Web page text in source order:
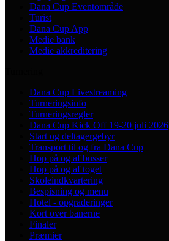
Dana Cup Eventområde
Turist
Dana Cup App
Medie bank
Medie akkreditering
Dana Cup Livestreaming
Turneringsinfo
Turneringsregler
Dana Cup Kick Off 19-20 juli 2026
Start og deltagergebyr
Transport til og fra Dana Cup
Hop på og af busser
Hop på og af toget
Skoleindkvartering
Bespisning og menu
Hotel - opgraderinger
Kort over banerne
Finaler
Præmier